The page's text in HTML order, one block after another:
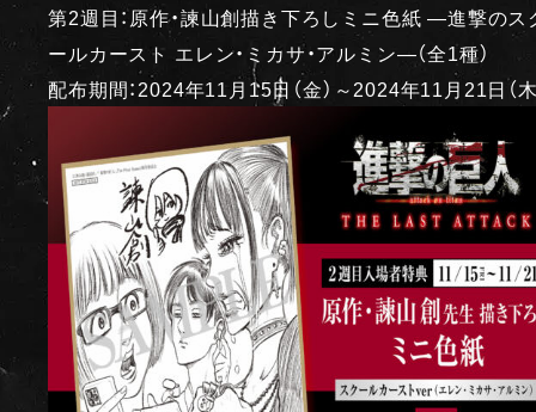
第2週目：原作・諫山創描き下ろしミニ色紙 ―進撃のス
ールカースト エレン・ミカサ・アルミン―（全1種）
配布期間：2024年11月15日（金）～2024年11月21日（木